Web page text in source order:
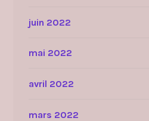
juin 2022
mai 2022
avril 2022
mars 2022